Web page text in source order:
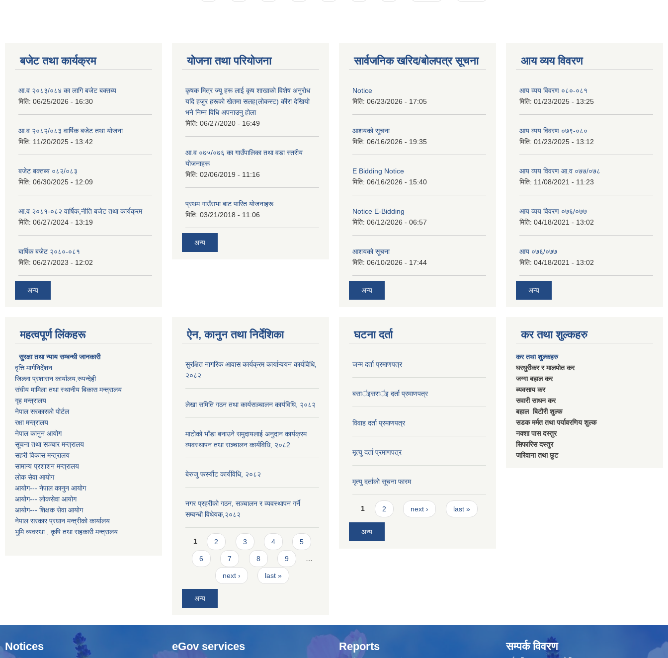
बजेट तथा कार्यक्रम
आ.व २०८३/०८४ का लागि बजेट बक्तब्य
मिति: 06/25/2026 - 16:30
आ.व २०८२/०८३ वार्षिक बजेट तथा योजना
मिति: 11/20/2025 - 13:42
बजेट बक्तब्य ०८२/०८३
मिति: 06/30/2025 - 12:09
आ.व २०८१-०८२ वार्षिक,नीति बजेट तथा कार्यक्रम
मिति: 06/27/2024 - 13:19
बार्षिक बजेट २०८०-०८१
मिति: 06/27/2023 - 12:02
अन्य
योजना तथा परियोजना
कृषक मित्र ज्यू हरू लाई कृष शाखाकाे विशेष अनुराेध
यदि हजुर हरूकाे खेतमा सलह(लाेकस्ट) कीरा देखियाे
भने निम्न विधि अपनाउनु हाेला
मिति: 06/27/2020 - 16:49
आ‍.व ०७५/०७६ का गाउँपालिका तथा वडा स्तरीय
याेजनाहरू
मिति: 02/06/2019 - 11:16
प्रथम गाउँसभा बाट पारित याेजनाहरू
मिति: 03/21/2018 - 11:06
अन्य
सार्वजनिक खरिद/बोलपत्र सूचना
Notice
मिति: 06/23/2026 - 17:05
आशयको सूचना
मिति: 06/16/2026 - 19:35
E Bidding Notice
मिति: 06/16/2026 - 15:40
Notice E-Bidding
मिति: 06/12/2026 - 06:57
आशयको सूचना
मिति: 06/10/2026 - 17:44
अन्य
आय व्यय विवरण
आय व्यय विवरण ०८०-०८१
मिति: 01/23/2025 - 13:25
आय व्यय विवरण ०७९-०८०
मिति: 01/23/2025 - 13:12
आय व्यय विवरण आ.व ०७७/०७८
मिति: 11/08/2021 - 11:23
आय व्यय विवरण ०७६/०७७
मिति: 04/18/2021 - 13:02
आय ०७६/०७७
मिति: 04/18/2021 - 13:02
अन्य
महत्वपूर्ण लिंकहरू
सुरक्षा तथा न्याय सम्बन्धी जानकारी
वृत्ति मार्गनिर्देशन
जिल्ला प्रशासन कार्यालय,रुपन्देही
संघीय मामिला तथा स्थानीय बिकास मन्त्रालय
गृह मन्त्रालय
नेपाल सरकारको पोर्टल
रक्षा मन्त्रालय
नेपाल कानुन आयोग
सूचना तथा सञ्चार मन्त्रालय
सहरी विकास मन्त्रालय
सामान्य प्रशाशन मन्त्रालय
लोक सेवा आयोग
आयोग--- नेपाल कानुन आयोग
आयोग--- लोकसेवा आयोग
आयोग--- शिक्षक सेवा आयोग
नेपाल सरकार प्रधान मन्त्रीको कार्यालय
भुमि व्यवस्था , कृषि तथा सहकारी मन्त्रालय
ऐन, कानुन तथा निर्देशिका
सुरक्षित नागरिक आवास कार्यक्रम कार्यान्वयन कार्यविधि,
२०८२
लेखा समिति गठन तथा कार्यसञ्चालन कार्यविधि, २०८२
माटोको भाँडा बनाउने समुदायलाई अनुदान कार्यक्रम
व्यवस्थापन तथा सञ्चालन कार्यविधि, २०८2
बेरुजु फर्स्यौट कार्यविधि, २०८२
नगर प्रहरीको गठन, सञ्चालन र व्यवस्थापन गर्ने
सम्वन्धी विधेयक,२०८२
Pages
1 2 3 4 5
6 7 8 9 …
next › last »
अन्य
घटना दर्ता
जन्म दर्ता प्रमाणपत्र
बसार्इसरार्इ दर्ता प्रमाणपत्र
विवाह दर्ता प्रमाणपत्र
मृत्यु दर्ता प्रमाणपत्र
मृत्यु दर्ताकाे सूचना फारम
Pages
1 2 next › last »
अन्य
कर तथा शुल्कहरु
कर तथा शुल्कहरु
घरधुरीकर र मालपाेत कर
जग्गा बहाल कर
ब्यवसाय कर
सवारी साधन कर
बहाल बिटाैरी शुल्क
सडक मर्मत तथा पर्यावरणिय शुल्क
नक्शा पास दस्तुर
सिफारिस दस्तुर
जरिवाना तथा छुट
Notices eGov services Reports सम्पर्क विवरण